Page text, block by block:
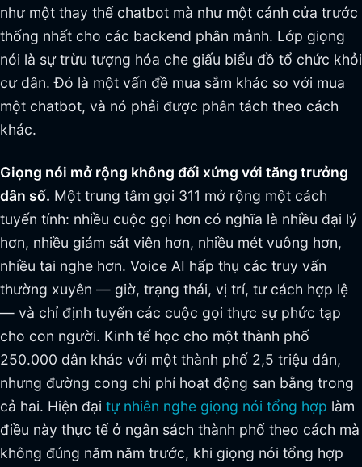
như một thay thế chatbot mà như một cánh cửa trước
thống nhất cho các backend phân mảnh. Lớp giọng
nói là sự trừu tượng hóa che giấu biểu đồ tổ chức khỏi
cư dân. Đó là một vấn đề mua sắm khác so với mua
một chatbot, và nó phải được phân tách theo cách
khác.
Giọng nói mở rộng không đối xứng với tăng trưởng
dân số. Một trung tâm gọi 311 mở rộng một cách
tuyến tính: nhiều cuộc gọi hơn có nghĩa là nhiều đại lý
hơn, nhiều giám sát viên hơn, nhiều mét vuông hơn,
nhiều tai nghe hơn. Voice AI hấp thụ các truy vấn
thường xuyên — giờ, trạng thái, vị trí, tư cách hợp lệ
— và chỉ định tuyến các cuộc gọi thực sự phức tạp
cho con người. Kinh tế học cho một thành phố
250.000 dân khác với một thành phố 2,5 triệu dân,
nhưng đường cong chi phí hoạt động san bằng trong
cả hai. Hiện đại tự nhiên nghe giọng nói tổng hợp làm
điều này thực tế ở ngân sách thành phố theo cách mà
không đúng năm năm trước, khi giọng nói tổng hợp